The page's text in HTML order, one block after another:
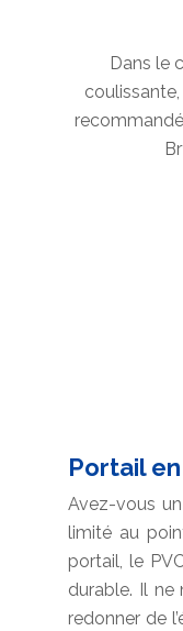
Dans le
Portail
Avez-vous
limité au
portail, le
durable. Il ne
redonner de